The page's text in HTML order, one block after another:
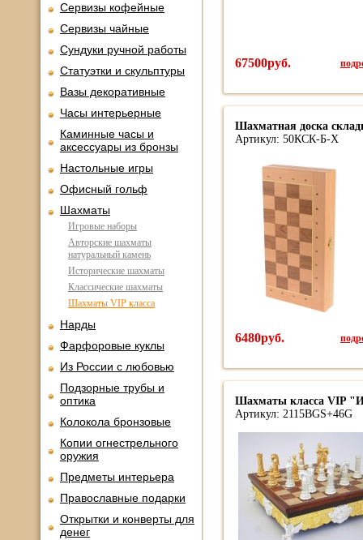
Сервизы кофейные
Сервизы чайные
Сундуки ручной работы
Статуэтки и скульптуры
Вазы декоративные
Часы интерьерные
Каминные часы и
аксессуары из бронзы
Настольные игры
Офисный гольф
Шахматы
Игровые наборы
Авторские шахматы
натуральный камень
Исторические шахматы
Классические шахматы
Шахматы VIP класса
Нарды
Фарфоровые куклы
Из России с любовью
Подзорные трубы и
оптика
Колокола бронзовые
Копии огнестрельного
оружия
Предметы интерьера
Православные подарки
Открытки и конверты для
денег
67500руб.
Шахматная доска
Артикул: 50КСК-Б-Х
6480руб.
Шахматы класса VIP
Артикул: 2115BGS+46G